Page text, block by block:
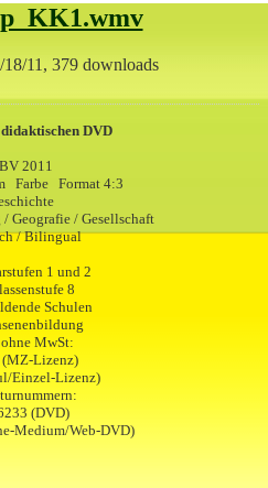
11, 379 downloads
DVD
2011
Farbe Format 4:3
Geografie / Gesellschaft
/ Bilingual
1 und 2
8
Schulen
MwSt:
(MZ-Lizenz)
Einzel-Lizenz)
(DVD)
Medium/Web-DVD)